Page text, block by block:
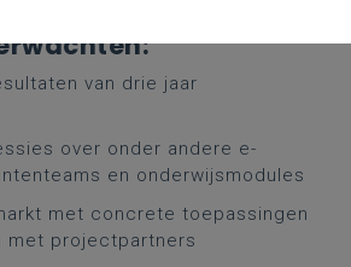
van drie jaar
over onder andere e-
en onderwijsmodules
met concrete toepassingen
met projectpartners